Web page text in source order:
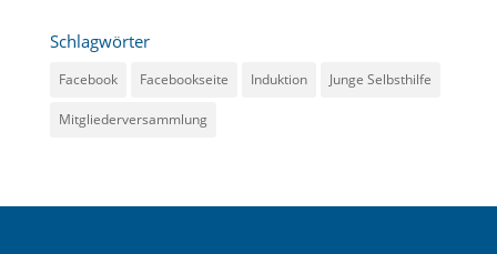
Schlagwörter
Facebook Facebookseite Induktion Junge Selbsthilfe
Mitgliederversammlung